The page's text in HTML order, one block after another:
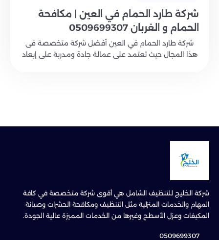
شركة طارد الحمام في العين | مكافحة
الحمام و الغربان 0509699307
شركة طارد الحمام في العين أفضل شركة متخصصة فى
هذا المجال حيث تعتمد على عمالة جادة ومدربة على إبعاد
شركة الخليج للتنظيف الشامل هي أقوى شركة متخصصة في كافة
المهام والخدمات المنزلية مثل التنظيف ومكافحة الحشرات وصيانة
المكيفات وعزل الأسطح وغيرها من الخدمات المميزة عالية الجودة.
0509699307